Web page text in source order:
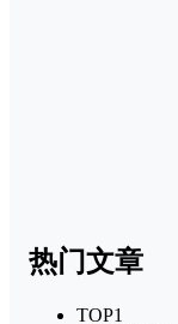
热门文章
TOP1